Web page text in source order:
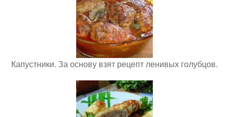
Капустники. За основу взят рецепт ленивых голубцов.